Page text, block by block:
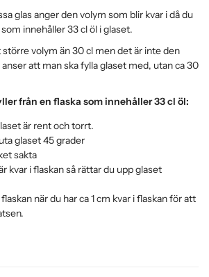
glas anger den volym som blir kvar i då du
innehåller 33 cl öl i glaset.
volym än 30 cl men det är inte den
att man ska fylla glaset med, utan ca 30
från en flaska som innehåller 33 cl öl:
är rent och torrt.
glaset 45 grader
sakta
kvar i flaskan så rättar du upp glaset
när du har ca 1 cm kvar i flaskan för att